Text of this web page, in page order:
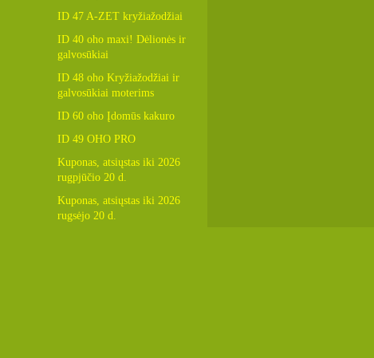
ID 47 A-ZET kryžiažodžiai
ID 40 oho maxi! Dėlionės ir
galvosūkiai
ID 48 oho Kryžiažodžiai ir
galvosūkiai moterims
ID 60 oho Įdomūs kakuro
ID 49 OHO PRO
Kuponas, atsiųstas iki 2026
rugpjūčio 20 d.
Kuponas, atsiųstas iki 2026
rugsėjo 20 d.